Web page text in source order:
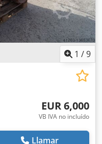
1 /9
EUR 6,000
VB IVA no incluído
Llamar